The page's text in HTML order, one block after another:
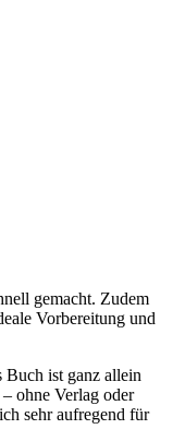
gemacht. Zudem
Vorbereitung und
Buch ist ganz allein
ohne Verlag oder
sehr aufregend für